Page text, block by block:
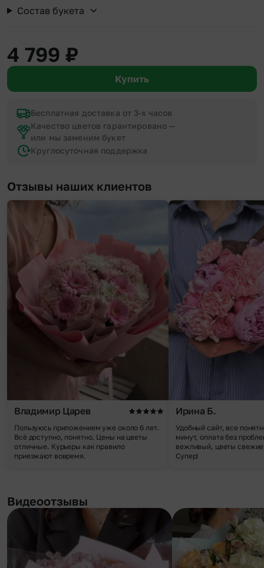
Состав букета
4 799 ₽
Купить
Бесплатная доставка от 3-х часов
Качество цветов гарантировано —
или мы заменим букет
Круглосуточная поддержка
Отзывы наших клиентов
Владимир Царев
Пользуюсь приложением уже около 6 лет.
Всё доступно, понятно. Цены на цветы
отличные. Курьеры как правило
приезжают вовремя.
Ирина Б.
Удобный сайт, все
минут, оплата без
вежливый, цветы
Супер!
Видеоотзывы